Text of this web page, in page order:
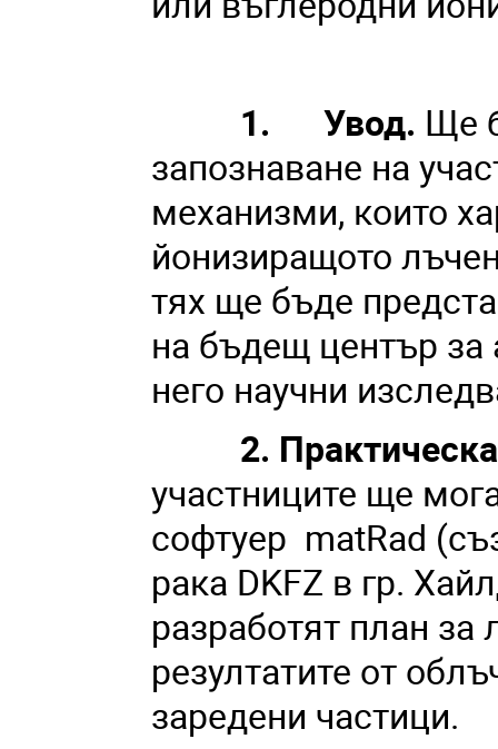
1. Увод. Ще
запознаване на
механизми, които
йонизиращото
тях ще бъде
на бъдещ център за
него научни
2. Практическа
участниците ще
софтуер matRad
рака DKFZ в гр.
разработят план за
резултатите от
заредени частици.